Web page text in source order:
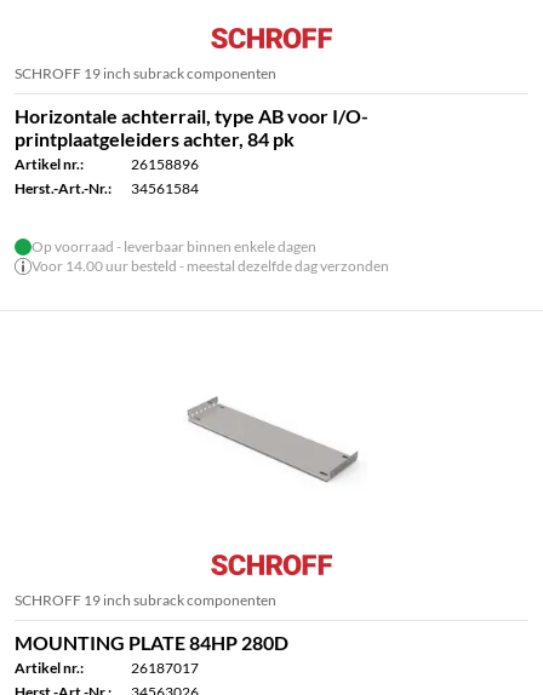
SCHROFF 19 inch subrack componenten
Horizontale achterrail, type AB voor I/O-
printplaatgeleiders achter, 84 pk
Artikel nr.:
26158896
Herst.-Art.-Nr.:
34561584
Op voorraad - leverbaar binnen enkele dagen
Voor 14.00 uur besteld - meestal dezelfde dag verzonden
SCHROFF 19 inch subrack componenten
MOUNTING PLATE 84HP 280D
Artikel nr.:
26187017